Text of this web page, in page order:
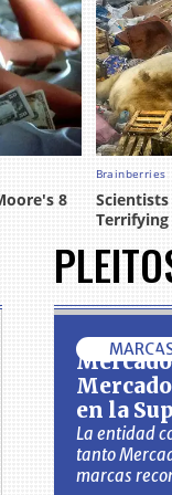
en la
La entidad
tanto
marcas